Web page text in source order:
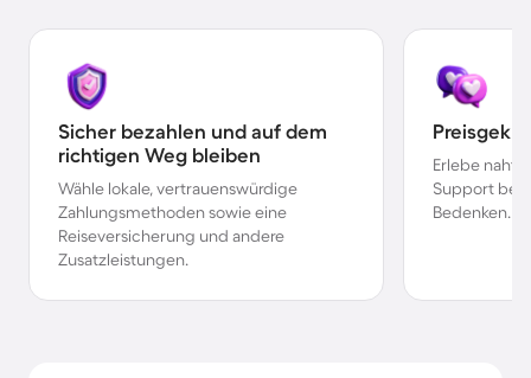
Sicher bezahlen und auf dem
richtigen Weg bleiben
Wähle lokale, vertrauenswürdige
Zahlungsmethoden sowie eine
Reiseversicherung und andere
Zusatzleistungen.
Erlebe
Support bei
Bedenken.